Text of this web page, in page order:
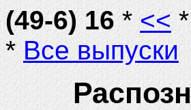
(49-6) 16*<< *
*Все выпуски